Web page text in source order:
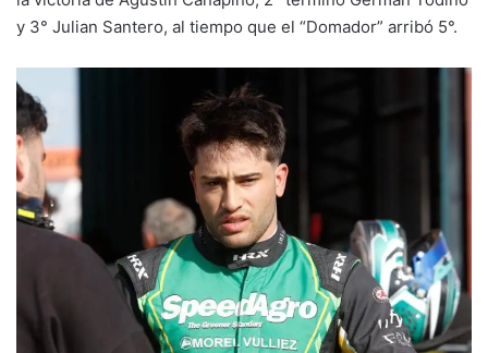
y 3° Julian Santero, al tiempo que el “Domador” arribó 5°.